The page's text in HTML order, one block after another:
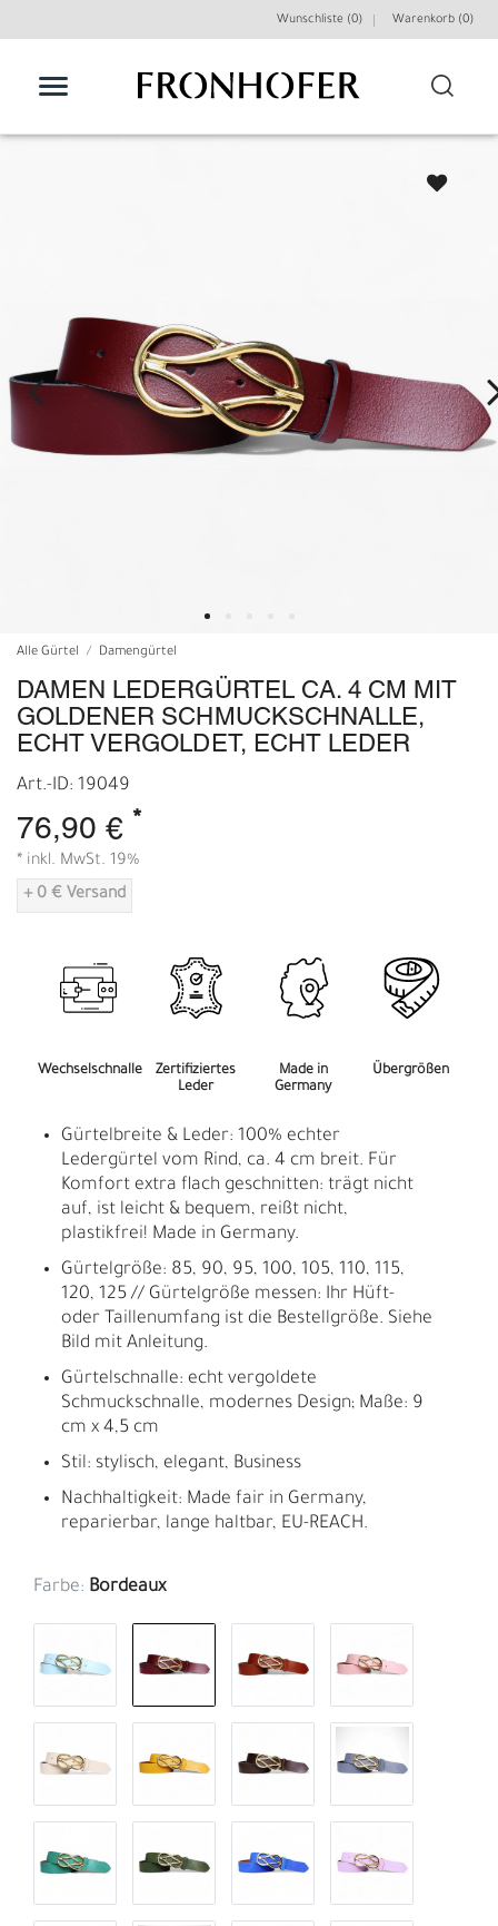
Wunschliste (0) Warenkorb (0)
Alle Gürtel Damengürtel
DAMEN LEDERGÜRTEL CA. 4 CM MIT
GOLDENER SCHMUCKSCHNALLE,
ECHT VERGOLDET, ECHT LEDER
Art.-ID: 19049
76,90 € *
* inkl. MwSt. 19%
+ 0 € Versand
Wechselschnalle
Zertifiziertes
Leder
Made in
Germany
Übergrößen
Gürtelbreite & Leder: 100% echter
Ledergürtel vom Rind, ca. 4 cm breit. Für
Komfort extra flach geschnitten: trägt nicht
auf, ist leicht & bequem, reißt nicht,
plastikfrei! Made in Germany.
Gürtelgröße: 85, 90, 95, 100, 105, 110, 115,
120, 125 // Gürtelgröße messen: Ihr Hüft-
oder Taillenumfang ist die Bestellgröße. Siehe
Bild mit Anleitung.
Gürtelschnalle: echt vergoldete
Schmuckschnalle, modernes Design; Maße: 9
cm x 4,5 cm
Stil: stylisch, elegant, Business
Nachhaltigkeit: Made fair in Germany,
reparierbar, lange haltbar, EU-REACH.
Farbe: Bordeaux